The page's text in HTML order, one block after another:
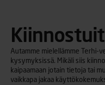
Autamme mielellämme Terhi-
kysymyksissä. Mikäli siis
kaipaamaan jotain tietoja tai
vaikkapa jakaa